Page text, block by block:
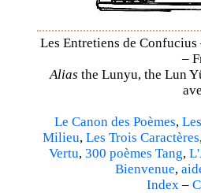
Les Entretiens de
–
Alias the Lunyu, the Lun
Le Canon des Poèmes,
Milieu, Les Trois Caractères
Vertu, 300 poèmes Tang,
Bienvenue,
Index –